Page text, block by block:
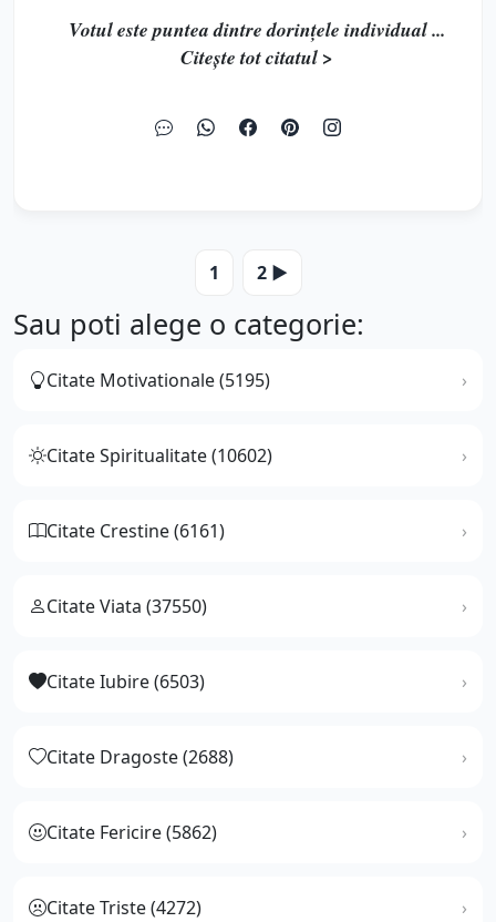
Votul este puntea dintre dorințele individual ...
Citește tot citatul >
1 2 ▶️
Sau poti alege o categorie:
Citate Motivationale (5195)
Citate Spiritualitate (10602)
Citate Crestine (6161)
Citate Viata (37550)
Citate Iubire (6503)
Citate Dragoste (2688)
Citate Fericire (5862)
Citate Triste (4272)